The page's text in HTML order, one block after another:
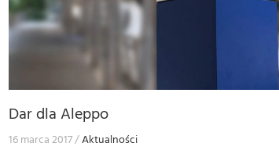
Dar dla Aleppo
16 marca 2017 Aktualności